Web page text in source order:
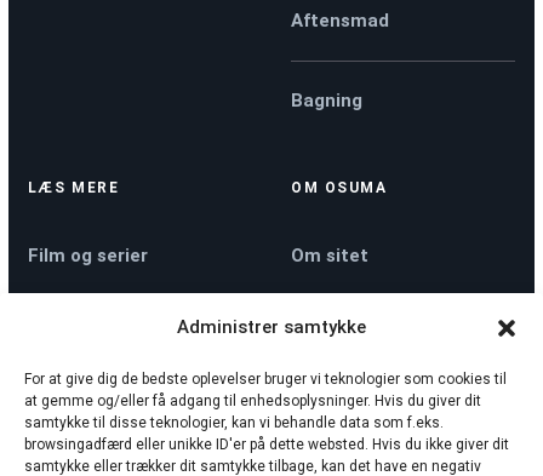
Administrer samtykke
For at give dig de bedste oplevelser bruger vi teknologier som cookies til
at gemme og/eller få adgang til enhedsoplysninger. Hvis du giver dit
samtykke til disse teknologier, kan vi behandle data som f.eks.
browsingadfærd eller unikke ID'er på dette websted. Hvis du ikke giver dit
samtykke eller trækker dit samtykke tilbage, kan det have en negativ
Aftensmad
Bagning
LÆS MERE
Film og serier
Nyheder
OM OSUMA
Om sitet
Kontakt
Privatlivspolitik